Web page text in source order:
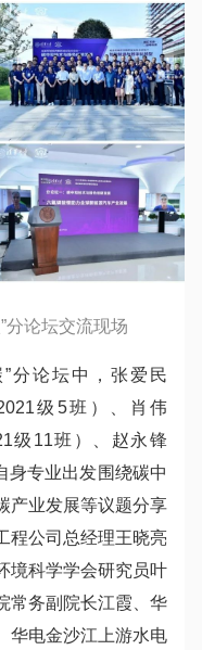
分论坛交流现场
分论坛中，张爱民
级5班）、肖伟
级11班）、赵永锋
身专业出发围绕碳中
产业发展等议题分享
程公司总经理王晓亮
境科学学会研究员叶
常务副院长江霞、华
华电金沙江上游水电